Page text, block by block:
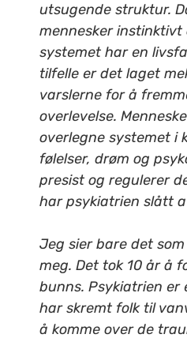
utsugende struktur.
mennesker instinktivt
systemet har en
tilfelle er det laget
varslerne for å
overlevelse.
overlegne systemet i
følelser, drøm og
presist og regulerer
har psykiatrien slått
Jeg sier bare det
meg. Det tok 10 år å
bunns. Psykiatrien er
har skremt folk til
å komme over de